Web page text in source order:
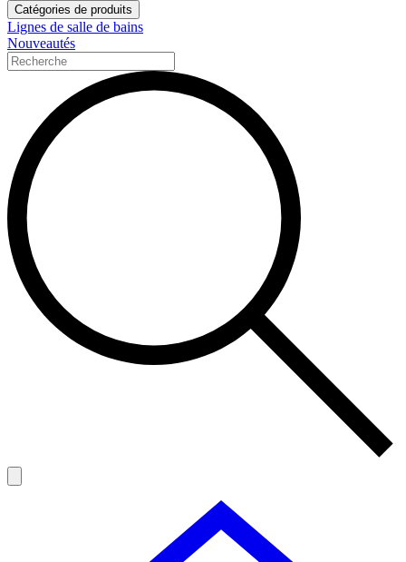
Catégories de produits
Lignes de salle de bains
Nouveautés